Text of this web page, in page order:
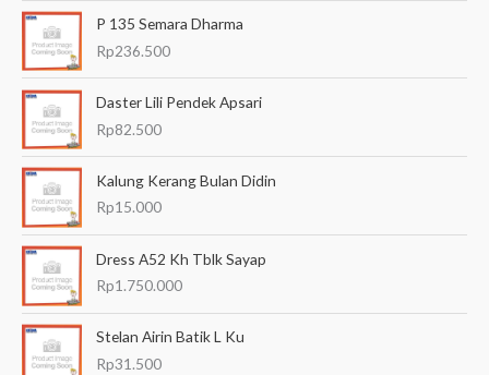
a
u
n
u
P 135 Semara Dharma
Rp236.500
Daster Lili Pendek Apsari
Rp82.500
Kalung Kerang Bulan Didin
Rp15.000
Dress A52 Kh Tblk Sayap
Rp1.750.000
Stelan Airin Batik L Ku
Rp31.500